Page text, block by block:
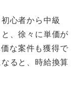
心者から中級
、徐々に単価が
な案件も獲得で
ると、時給換算